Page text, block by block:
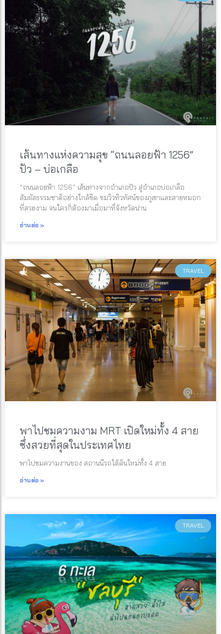
เส้นทางแห่งความสุข “ถนนลอยฟ้า 1256”
ปัว – บ่อเกลือ
“ถนนลอยฟ้า 1256” เส้นทางจากอำเภอปัว สู่อำเภอบ่อเกลือ
สัมผัสธรรมชาติอย่างใกล้ชิด ชมวิวทิวทัศน์ของภูเขาและสายหมอก
ที่สวยงาม จนใครก็ต้องมาเมื่อมาที่จังหวัดน่าน
อ่านต่อ »
TRAVEL
พาไปชมความงาม MRT เปิดใหม่ทั้ง 4 สาย
ซึ่งสวยที่สุดในประเทศไทย
พาไปชมความงานของ สถานนีรถใต้ดินใหม่ทั้ง 4 สาย
อ่านต่อ »
TRAVEL